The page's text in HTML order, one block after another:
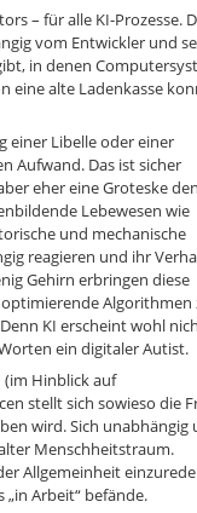
– für alle KI-Prozesse.
vom Entwickler und
in denen
eine alte Ladenkasse
einer Libelle oder einer
Aufwand. Das ist sicher
eher eine Groteske
Lebewesen wie
und mechanische
reagieren und ihr
Gehirn erbringen diese
Algorithmen
KI erscheint wohl
ein digitaler Autist.
Hinblick auf
stellt sich sowieso die
wird. Sich unabhängig
Menschheitstraum.
Allgemeinheit
„in Arbeit“ befände.